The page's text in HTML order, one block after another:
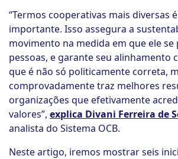
“Termos cooperativas mais diversas
importante. Isso assegura a
movimento na medida em que ele se
pessoas, e garante seu alinhamento
que é não só politicamente correta,
comprovadamente traz melhores
organizações que efetivamente
valores”, explica Divani Ferreira de
analista do Sistema OCB.
Neste artigo, iremos mostrar seis